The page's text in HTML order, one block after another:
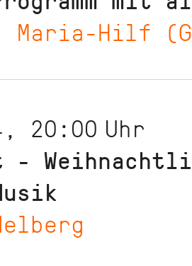
Maria-Hilf
20:00 Uhr
-